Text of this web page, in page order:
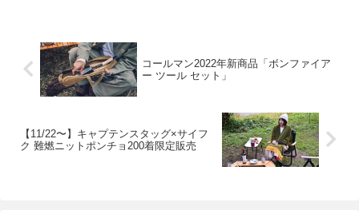
コールマン2022年新商品「ボンファイア
ー ツール セット」
【11/22〜】キャプテンスタッグ×サイフ
ク 難燃ニットポンチョ200着限定販売